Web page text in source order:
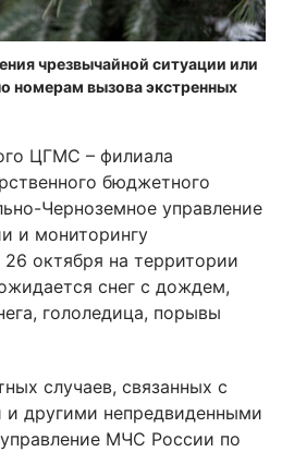
чрезвычайной ситуации или
номерам вызова экстренных
ЦГМС – филиала
бюджетного
Черноземное управление
и мониторингу
октября на территории
снег с дождем,
гололедица, порывы
случаев, связанных с
другими непредвиденными
МЧС России по